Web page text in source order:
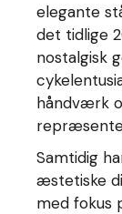
elegante
det tidlige
nostalgisk
håndværk
Samtidig
æstetiske
med fokus